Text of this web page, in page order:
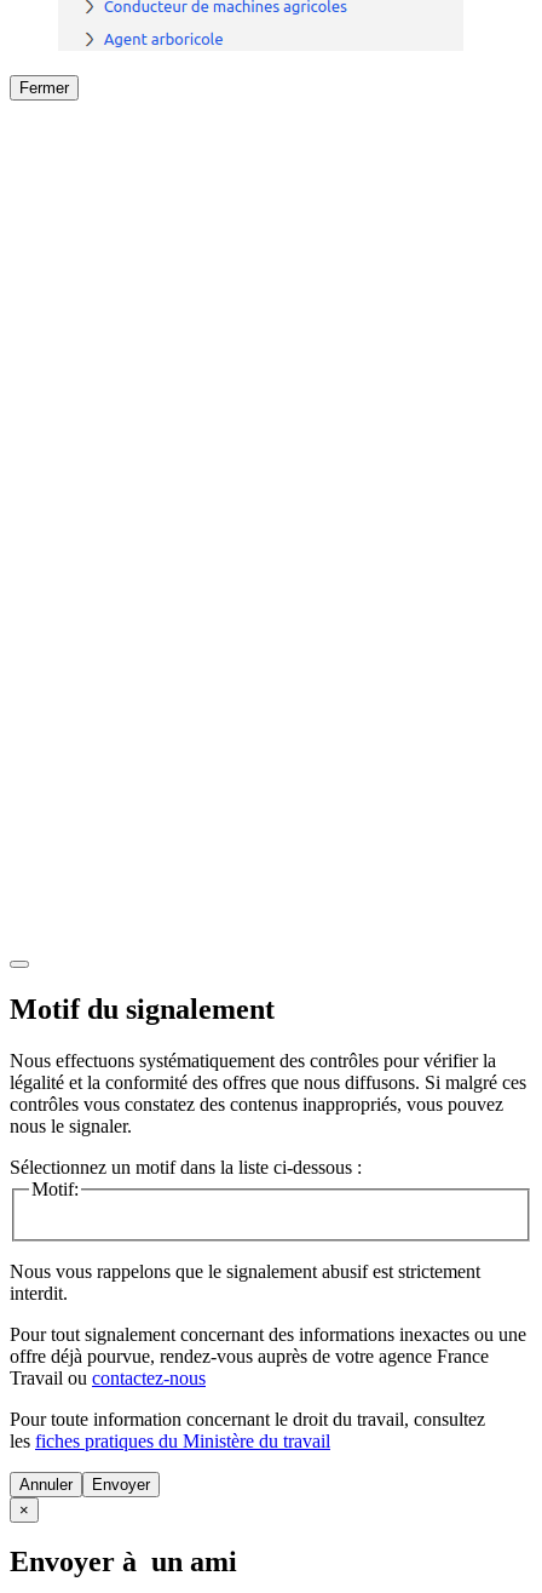
Fermer
Motif du signalement
Nous effectuons systématiquement des contrôles pour vérifier la
légalité et la conformité des offres que nous diffusons. Si malgré ces
contrôles vous constatez des contenus inappropriés, vous pouvez
nous le signaler.
Sélectionnez un motif dans la liste ci-dessous :
Motif:
Nous vous rappelons que le signalement abusif est strictement
interdit.
Pour tout signalement concernant des informations inexactes ou une
offre déjà pourvue, rendez-vous auprès de votre agence France
Travail ou contactez-nous
Pour toute information concernant le droit du travail, consultez
les fiches pratiques du Ministère du travail
Annuler
×
Envoyer à un ami